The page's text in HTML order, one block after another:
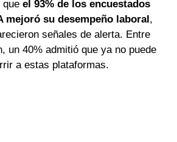
que el 93% de los encuestados
mejoró su desempeño laboral ,
señales de alerta. Entre
un 40% admitió que ya no puede
a estas plataformas.